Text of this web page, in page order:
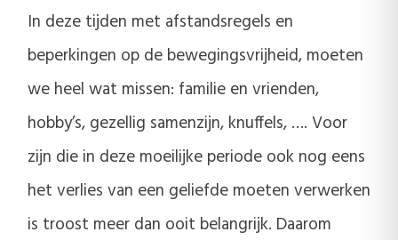
In deze tijden met afstandsregels en
beperkingen op de bewegingsvrijheid, moeten
we heel wat missen: familie en vrienden,
hobby’s, gezellig samenzijn, knuffels, …. Voor
zijn die in deze moeilijke periode ook nog eens
het verlies van een geliefde moeten verwerken
is troost meer dan ooit belangrijk. Daarom